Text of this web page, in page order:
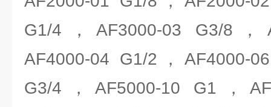
G1/4，AF3000-03 G3/8，
AF4000-04 G1/2，AF4000-
G3/4，AF5000-10 G1，